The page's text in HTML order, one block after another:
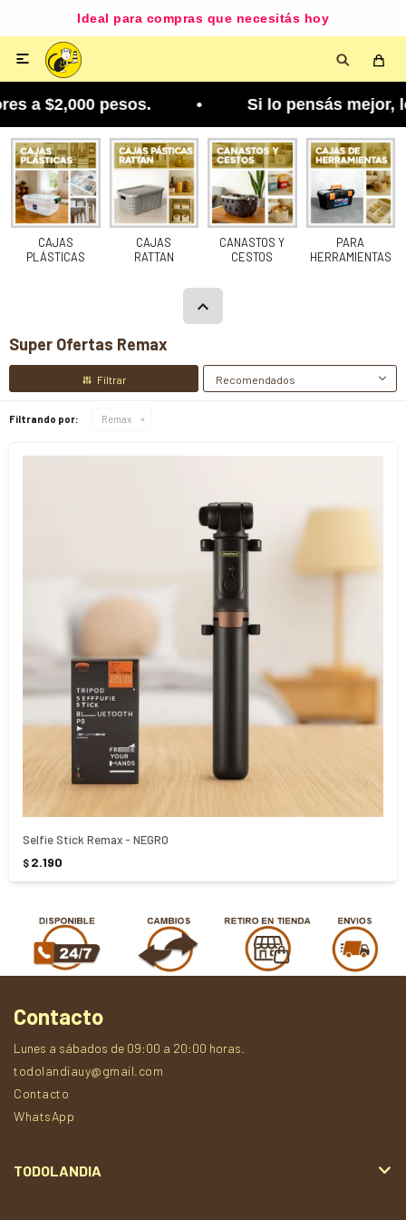
Ideal para compras que necesitás hoy

a $2,000 pesos. • Si lo pensás mejor, lo
CAJAS
PLÁSTICAS
CAJAS
RATTAN
CANASTOS Y
CESTOS
PARA
HERRAMIENTAS
Super Ofertas Remax
Recomendados
Filtrando por: Remax
Selfie Stick Remax - NEGRO
$ 2.190
Contacto
Lunes a sábados de 09:00 a 20:00 horas.
todolandiauy@gmail.com
Contacto
WhatsApp
TODOLANDIA